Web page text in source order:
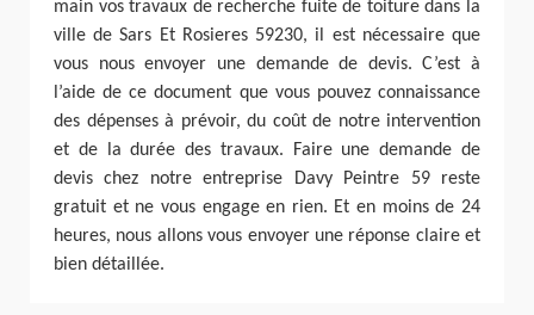
main vos travaux de recherche fuite de toiture dans la
ville de Sars Et Rosieres 59230, il est nécessaire que
vous nous envoyer une demande de devis. C’est à
l’aide de ce document que vous pouvez connaissance
des dépenses à prévoir, du coût de notre intervention
et de la durée des travaux. Faire une demande de
devis chez notre entreprise Davy Peintre 59 reste
gratuit et ne vous engage en rien. Et en moins de 24
heures, nous allons vous envoyer une réponse claire et
bien détaillée.